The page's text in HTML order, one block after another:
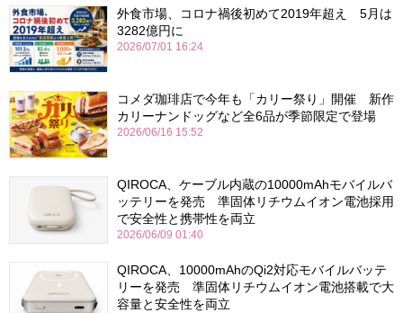
外食市場、コロナ禍後初めて2019年超え 5月は
3282億円に
2026/07/01 16:24
コメダ珈琲店で今年も「カリー祭り」開催 新作
カリーナンドッグなど全6品が季節限定で登場
2026/06/16 15:52
QIROCA、ケーブル内蔵の10000mAhモバイルバ
ッテリーを発売 準固体リチウムイオン電池採用
で安全性と携帯性を両立
2026/06/09 01:40
QIROCA、10000mAhのQi2対応モバイルバッテ
リーを発売 準固体リチウムイオン電池搭載で大
容量と安全性を両立